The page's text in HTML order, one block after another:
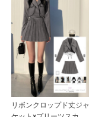
リボンクロップド丈ジャ